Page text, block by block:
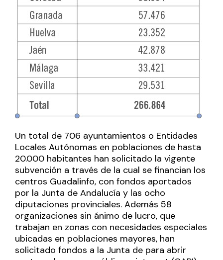
Un total de 706 ayuntamientos o Entidades
Locales Autónomas en poblaciones de hasta
20.000 habitantes han solicitado la vigente
subvención a través de la cual se financian los
centros Guadalinfo, con fondos aportados
por la Junta de Andalucía y las ocho
diputaciones provinciales. Además 58
organizaciones sin ánimo de lucro, que
trabajan en zonas con necesidades especiales
ubicadas en poblaciones mayores, han
solicitado fondos a la Junta de para abrir